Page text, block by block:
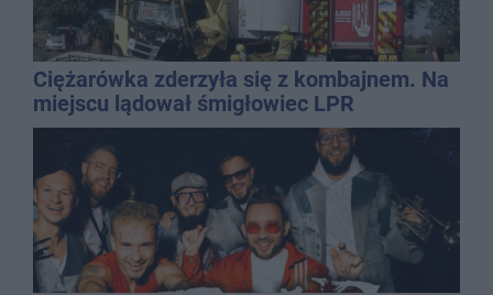
Ciężarówka zderzyła się z kombajnem. Na
miejscu lądował śmigłowiec LPR